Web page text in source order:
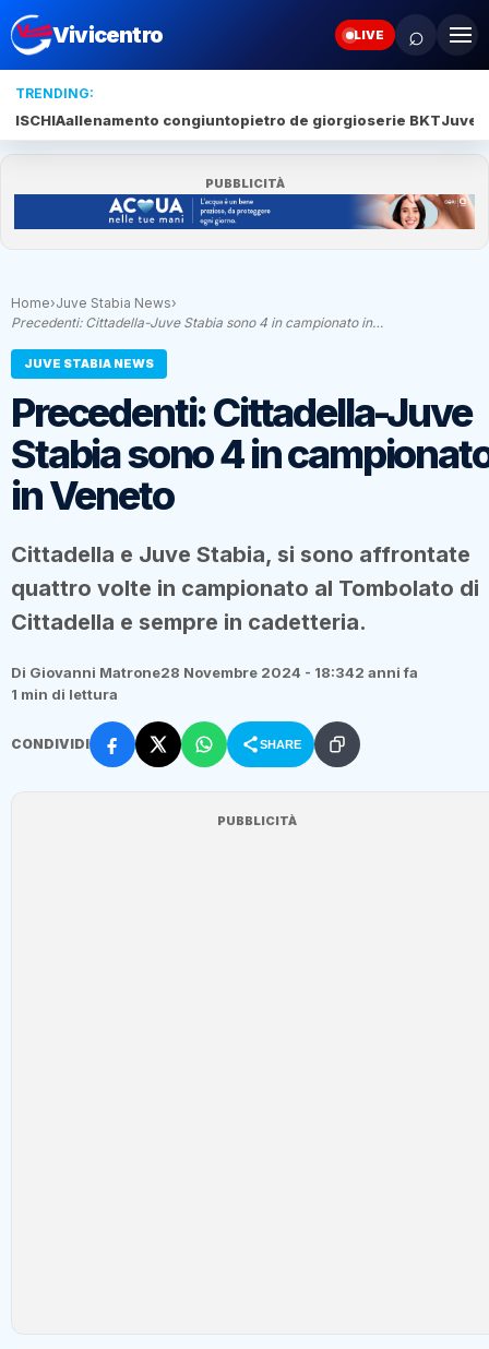
Vivicentro LIVE ⌕
TRENDING:
ISCHIAallenamento congiuntopietro de giorgioserie BKTJuve
PUBBLICITÀ
Home›Juve Stabia News›
Precedenti: Cittadella-Juve Stabia sono 4 in campionato in…
JUVE STABIA NEWS
Precedenti: Cittadella-Juve
Stabia sono 4 in
in Veneto
Cittadella e Juve Stabia, si sono affrontate
quattro volte in campionato al Tombolato di
Cittadella e sempre in cadetteria.
Di Giovanni Matrone28 Novembre 2024 - 18:342 anni fa
1 min di lettura
CONDIVIDI SHARE
PUBBLICITÀ